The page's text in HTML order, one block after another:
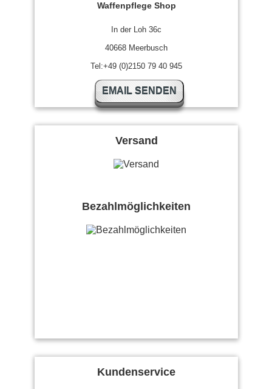
Waffenpflege Shop
In der Loh 36c
40668 Meerbusch
Tel:+49 (0)2150 79 40 945
EMAIL SENDEN
Versand
Bezahlmöglichkeiten
Kundenservice